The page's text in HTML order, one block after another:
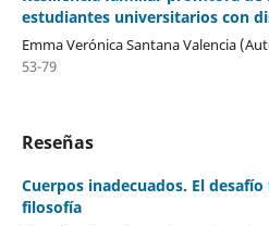
estudiantes universitarios con
Emma Verónica Santana Valencia
53-79
Reseñas
Cuerpos inadecuados. El
filosofía